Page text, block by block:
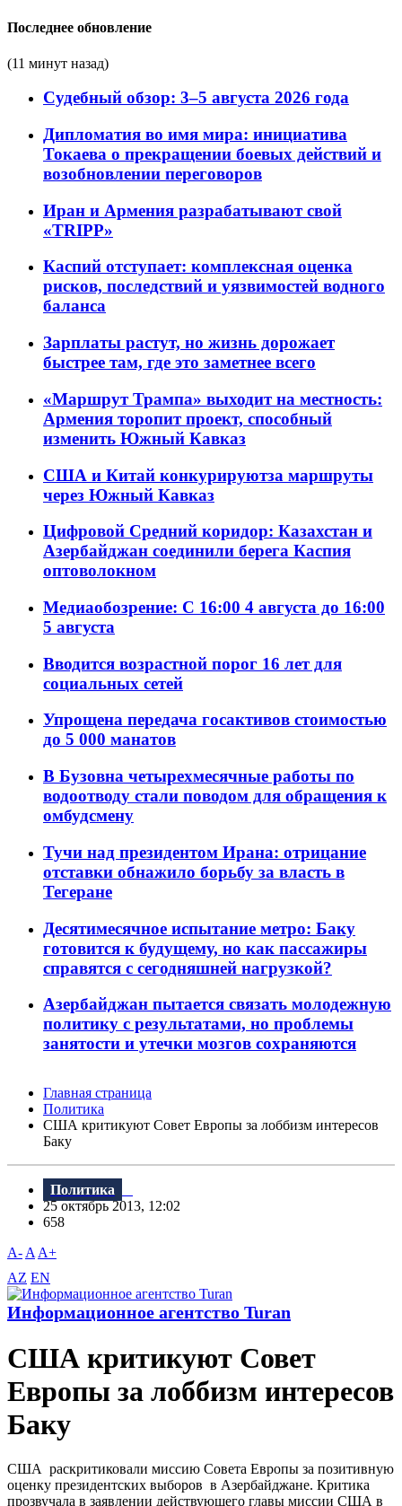
Последнее обновление
(11 минут назад)
Судебный обзор: 3–5 августа 2026 года
Дипломатия во имя мира: инициатива
Токаева о прекращении боевых действий и
возобновлении переговоров
Иран и Армения разрабатывают свой
«TRIPP»
Каспий отступает: комплексная оценка
рисков, последствий и уязвимостей водного
баланса
Зарплаты растут, но жизнь дорожает
быстрее там, где это заметнее всего
«Маршрут Трампа» выходит на местность:
Армения торопит проект, способный
изменить Южный Кавказ
США и Китай конкурируютза маршруты
через Южный Кавказ
Цифровой Средний коридор: Казахстан и
Азербайджан соединили берега Каспия
оптоволокном
Медиаобозрение: С 16:00 4 августа до 16:00
5 августа
Вводится возрастной порог 16 лет для
социальных сетей
Упрощена передача госактивов стоимостью
до 5 000 манатов
В Бузовна четырехмесячные работы по
водоотводу стали поводом для обращения к
омбудсмену
Тучи над президентом Ирана: отрицание
отставки обнажило борьбу за власть в
Тегеране
Десятимесячное испытание метро: Баку
готовится к будущему, но как пассажиры
справятся с сегодняшней нагрузкой?
Азербайджан пытается связать молодежную
политику с результатами, но проблемы
занятости и утечки мозгов сохраняются
Главная страница
Политика
США критикуют Совет Европы за лоббизм интересов
Баку
Политика
25 октябрь 2013, 12:02
658
A- A A+
AZ EN
Информационное агентство Turan
США критикуют Совет
Европы за лоббизм интересов
Баку
США раскритиковали миссию Совета Европы за позитивную
оценку президентских выборов в Азербайджане. Критика
прозвучала в заявлении действующего главы миссии США в